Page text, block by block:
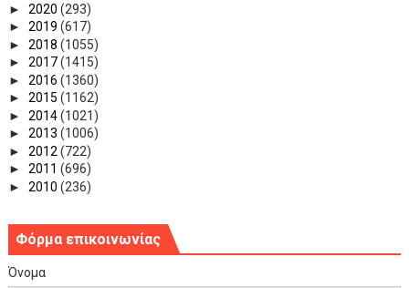
► 2020 (293)
► 2019 (617)
► 2018 (1055)
► 2017(1415)
► 2016 (1360)
► 2015 (1162)
► 2014(1021)
► 2013 (1006)
► 2012 (722)
► 2011 (696)
► 2010 (236)
Φόρμα επικοινωνίας
Όνομα